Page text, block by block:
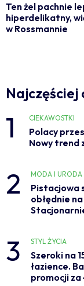
Ten żel pachnie
hiperdelikatny,
w Rossmannie
Najczęściej
1 CIEKAWOSTKI
Polacy
Nowy trend
2 MODA I URODA
Pistacjowa
obłędnie
3 STYL ŻYCIA
Szeroki na
łazience.
promocji za